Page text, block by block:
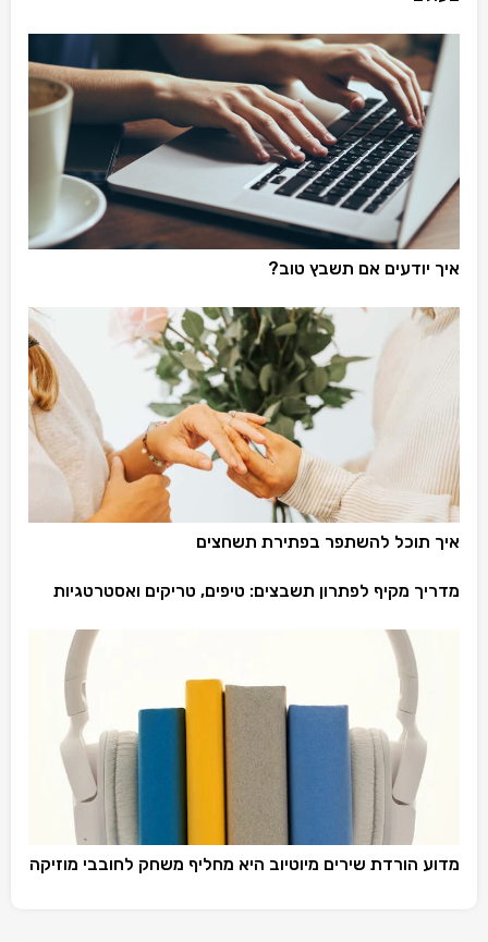
איך יודעים אם תשבץ טוב?
איך תוכל להשתפר בפתירת תשחצים
מדריך מקיף לפתרון תשבצים: טיפים, טריקים ואסטרטגיות
מדוע הורדת שירים מיוטיוב היא מחליף משחק לחובבי מוזיקה